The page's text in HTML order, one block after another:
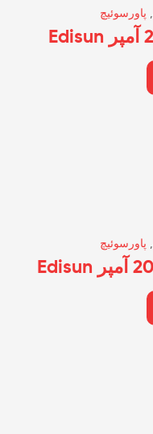
پاورسوئیچ
پاورسوئیچ